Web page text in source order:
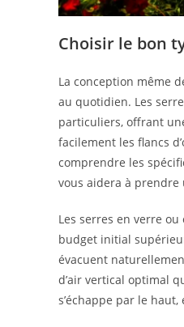
Choisir le bon
La conception même
au quotidien. Les
particuliers, offrant
facilement les flancs
comprendre les
vous aidera à prendre
Les serres en verre
budget initial
évacuent
d’air vertical optimal
s’échappe par le